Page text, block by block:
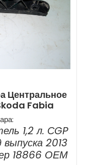
Центральное
Fabia
1,2 л. СGP
2013
18866 ОЕМ